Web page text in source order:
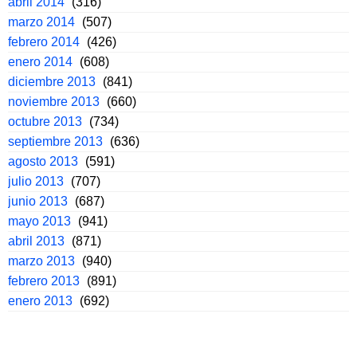
marzo 2014 (507)
febrero 2014 (426)
enero 2014 (608)
diciembre 2013 (841)
noviembre 2013 (660)
octubre 2013 (734)
septiembre 2013 (636)
agosto 2013 (591)
julio 2013 (707)
junio 2013 (687)
mayo 2013 (941)
abril 2013 (871)
marzo 2013 (940)
febrero 2013 (891)
enero 2013 (692)